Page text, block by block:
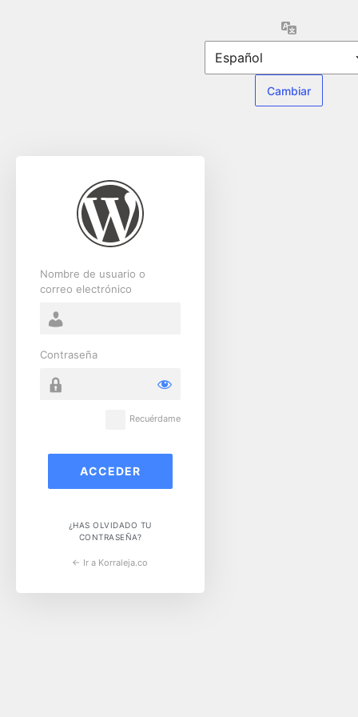
Nombre de usuario o
correo electrónico
Contraseña
Recuérdame
¿HAS OLVIDADO TU
CONTRASEÑA?
← Ir a Korraleja.co
Idioma